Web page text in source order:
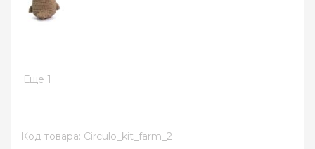
Еще 1
Код товара: Circulo_kit_farm_2